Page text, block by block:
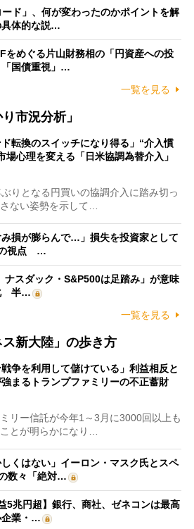
ド」、何が変わったのかポイントを解
体的な説…
をめぐる片山財務相の「円資産への投
国債重視」…
一覧を見る
市況分析」
ド転換のスイッチになり得る」“介入慣
場心理を変える「日米協調為替介入」
りとなる円買いの協調介入に踏み切っ
ない姿勢を示して…
み損が膨らんで…」損失を投資家として
の視点 …
ナスダック・S&P500は足踏み」が意味
半…
一覧を見る
新大陸」の歩き方
戦争を利用して儲けている」利益相反と
まるトランプファミリーの不正蓄財
リー信託が今年1～3月に3000回以上も
とが明らかになり…
しくはない」イーロン・マスク氏とスペ
数々「絶対…
5兆円超】銀行、商社、ゼネコンは最高
企業・…